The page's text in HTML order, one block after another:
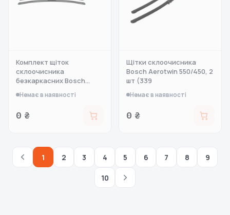
Комплект щіток
склоочисника
безкаркасних Bosch
Немає в наявності
0 ₴
Щітки склоочисника
Bosch Aerotwin 550/450, 2
шт (339
Немає в наявності
0 ₴
1 2 3 4 5 6 7 8 9
10